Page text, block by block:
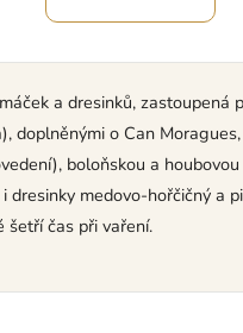
á
a
c
í
p
r
v
k
k
v
á
n
í
a dresinků, zastoupená
doplněnými o Can
boloňskou a
dresinky medovo-hořčičný a
šetří čas při vaření.